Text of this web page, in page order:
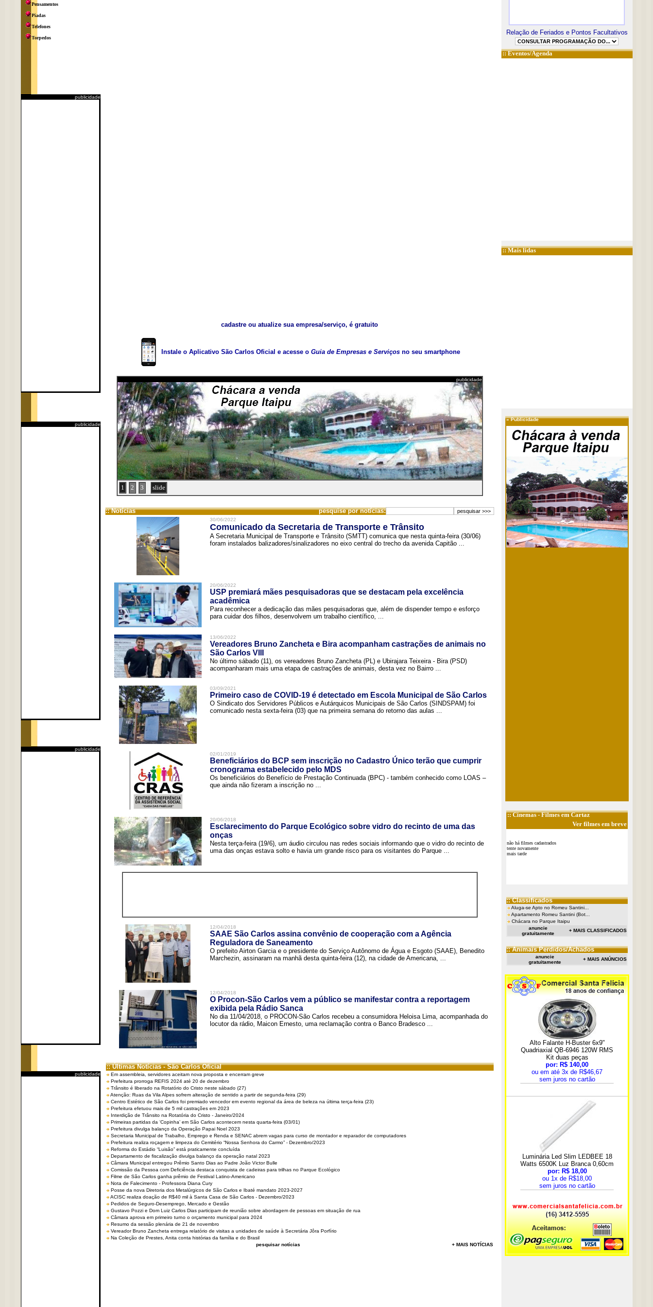
Pensamentos
Piadas
Telefones
Torpedos
publicidade
publicidade
publicidade
publicidade
cadastre ou atualize sua empresa/serviço, é gratuito
Instale o Aplicativo São Carlos Oficial e acesse o Guia de Empresas e Serviços no seu smartphone
publicidade
1 2 3 slide
:: Notícias pesquise por notícias:
30/06/2022
Comunicado da Secretaria de Transporte e Trânsito
A Secretaria Municipal de Transporte e Trânsito (SMTT) comunica que nesta quinta-feira (30/06)
foram instalados balizadores/sinalizadores no eixo central do trecho da avenida Capitão ...
20/06/2022
USP premiará mães pesquisadoras que se destacam pela excelência
acadêmica
Para reconhecer a dedicação das mães pesquisadoras que, além de dispender tempo e esforço
para cuidar dos filhos, desenvolvem um trabalho científico, ...
13/06/2022
Vereadores Bruno Zancheta e Bira acompanham castrações de animais no
São Carlos VIII
No último sábado (11), os vereadores Bruno Zancheta (PL) e Ubirajara Teixeira - Bira (PSD)
acompanharam mais uma etapa de castrações de animais, desta vez no Bairro ...
03/09/2021
Primeiro caso de COVID-19 é detectado em Escola Municipal de São Carlos
O Sindicato dos Servidores Públicos e Autárquicos Municipais de São Carlos (SINDSPAM) foi
comunicado nesta sexta-feira (03) que na primeira semana do retorno das aulas ...
02/01/2019
Beneficiários do BCP sem inscrição no Cadastro Único terão que cumprir
cronograma estabelecido pelo MDS
Os beneficiários do Benefício de Prestação Continuada (BPC) - também conhecido como LOAS –
que ainda não fizeram a inscrição no ...
20/06/2018
Esclarecimento do Parque Ecológico sobre vidro do recinto de uma das
onças
Nesta terça-feira (19/6), um áudio circulou nas redes sociais informando que o vidro do recinto de
uma das onças estava solto e havia um grande risco para os visitantes do Parque ...
12/04/2018
SAAE São Carlos assina convênio de cooperação com a Agência
Reguladora de Saneamento
O prefeito Airton Garcia e o presidente do Serviço Autônomo de Água e Esgoto (SAAE), Benedito
Marchezin, assinaram na manhã desta quinta-feira (12), na cidade de Americana, ...
12/04/2018
O Procon-São Carlos vem a público se manifestar contra a reportagem
exibida pela Rádio Sanca
No dia 11/04/2018, o PROCON-São Carlos recebeu a consumidora Heloisa Lima, acompanhada do
locutor da rádio, Maicon Ernesto, uma reclamação contra o Banco Bradesco ...
:: Últimas Notícias - São Carlos Oficial
Em assembleia, servidores aceitam nova proposta e encerram greve
Prefeitura prorroga REFIS 2024 até 20 de dezembro
Trânsito é liberado na Rotatório do Cristo neste sábado (27)
Atenção: Ruas da Vila Alpes sofrem alteração de sentido a partir de segunda-feira (29)
Centro Estético de São Carlos foi premiado vencedor em evento regional da área de beleza na última terça-feira (23)
Prefeitura efetuou mais de 5 mil castrações em 2023
Interdição de Trânsito na Rotatória do Cristo - Janeiro/2024
Primeiras partidas da ‘Copinha’ em São Carlos acontecem nesta quarta-feira (03/01)
Prefeitura divulga balanço da Operação Papai Noel 2023
Secretaria Municipal de Trabalho, Emprego e Renda e SENAC abrem vagas para curso de montador e reparador de computadores
Prefeitura realiza roçagem e limpeza do Cemitério “Nossa Senhora do Carmo” - Dezembro/2023
Reforma do Estádio “Luisão” está praticamente concluída
Departamento de fiscalização divulga balanço da operação natal 2023
Câmara Municipal entregou Prêmio Santo Dias ao Padre João Victor Bulle
Comissão da Pessoa com Deficiência destaca conquista de cadeiras para trilhas no Parque Ecológico
Filme de São Carlos ganha prêmio de Festival Latino-Americano
Nota de Falecimento - Professora Diana Cury
Posse da nova Diretoria dos Metalúrgicos de São Carlos e Ibaté mandato 2023-2027
ACISC realiza doação de R$40 mil à Santa Casa de São Carlos - Dezembro/2023
Pedidos de Seguro-Desemprego, Mercado e Gestão
Gustavo Pozzi e Dom Luiz Carlos Dias participam de reunião sobre abordagem de pessoas em situação de rua
Câmara aprova em primeiro turno o orçamento municipal para 2024
Resumo da sessão plenária de 21 de novembro
Vereador Bruno Zancheta entrega relatório de visitas a unidades de saúde à Secretária Jôra Porfírio
Na Coleção de Prestes, Anita conta histórias da família e do Brasil
pesquisar notícias
+ MAIS NOTÍCIAS
Relação de Feriados e Pontos Facultativos
::Eventos/Agenda
:: Mais lidas
»Publicidade
::Cinemas- Filmes em Cartaz
Ver filmes em breve
não há filmes cadastrados
tente novamente
mais tarde
:: Classificados
Aluga-se Apto no Romeu Santini...
Apartamento Romeu Santini (Bot...
Chácara no Parque Itaipu
anuncie
gratuitamente
+ MAIS CLASSIFICADOS
:: Animais Perdidos/Achados
anuncie
gratuitamente
+ MAIS ANÚNCIOS